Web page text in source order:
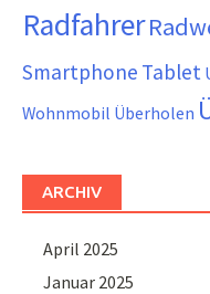
Radfahrer
Smartphone Tablet
Wohnmobil Überholen
ARCHIV
April 2025
Januar 2025